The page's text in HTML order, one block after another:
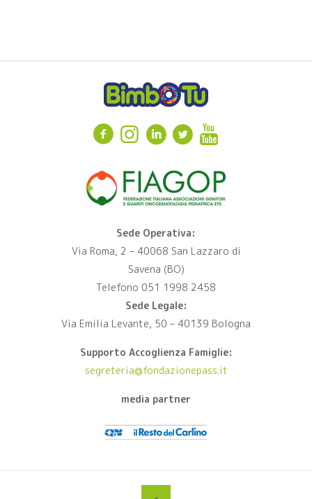
Sede Operativa:
Via Roma, 2 – 40068 San Lazzaro di
Savena (BO)
Telefono 051 1998 2458
Sede Legale:
Via Emilia Levante, 50 – 40139 Bologna
Supporto Accoglienza Famiglie:
segreteria@fondazionepass.it
media partner